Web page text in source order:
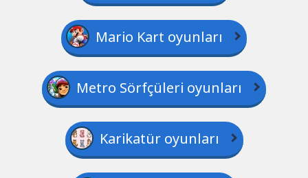
Mario Kart oyunları
Metro Sörfçüleri oyunları
Karikatür oyunları